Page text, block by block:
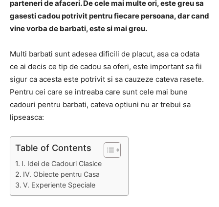
parteneri de afaceri. De cele mai multe ori, este greu sa
gasesti cadou potrivit pentru fiecare persoana, dar cand
vine vorba de barbati, este si mai greu.
Multi barbati sunt adesea dificili de placut, asa ca odata
ce ai decis ce tip de cadou sa oferi, este important sa fii
sigur ca acesta este potrivit si sa cauzeze cateva rasete.
Pentru cei care se intreaba care sunt cele mai bune
cadouri pentru barbati, cateva optiuni nu ar trebui sa
lipseasca:
Table of Contents
I. Idei de Cadouri Clasice
IV. Obiecte pentru Casa
V. Experiente Speciale